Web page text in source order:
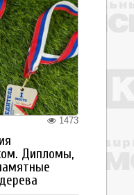
1473
Дипломы,